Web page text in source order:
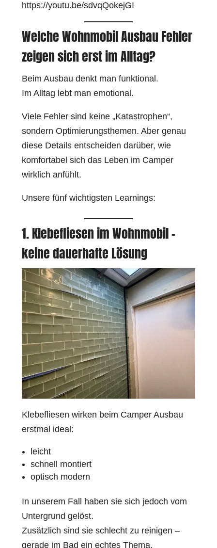
https://youtu.be/sdvqQokejGI
Welche Wohnmobil Ausbau Fehler
zeigen sich erst im Alltag?
Beim Ausbau denkt man funktional.
Im Alltag lebt man emotional.
Viele Fehler sind keine „Katastrophen“,
sondern Optimierungsthemen. Aber genau
diese Details entscheiden darüber, wie
komfortabel sich das Leben im Camper
wirklich anfühlt.
Unsere fünf wichtigsten Learnings:
1. Klebefliesen im Wohnmobil –
keine dauerhafte Lösung
Klebefliesen wirken beim Camper Ausbau
erstmal ideal:
leicht
schnell montiert
optisch modern
In unserem Fall haben sie sich jedoch vom
Untergrund gelöst.
Zusätzlich sind sie schlecht zu reinigen –
gerade im Bad ein echtes Thema.